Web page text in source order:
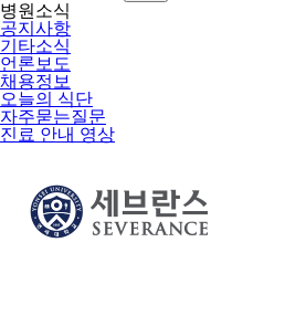
병원소식
공지사항
기타소식
언론보도
채용정보
오늘의 식단
자주묻는질문
진료 안내 영상